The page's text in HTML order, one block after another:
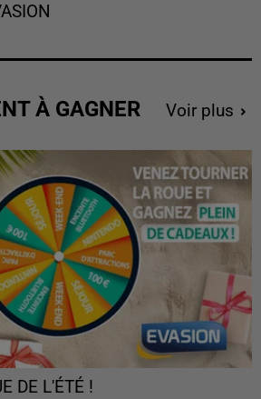
À GAGNER Voir plus
DE L'ÉTÉ !